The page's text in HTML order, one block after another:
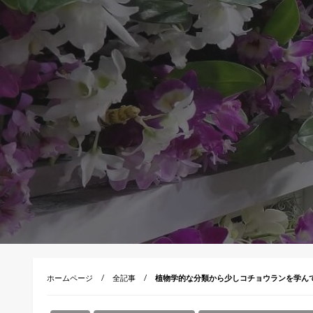
ホームページ 全記事 植物学的な分類から少しコチョウランを学ん